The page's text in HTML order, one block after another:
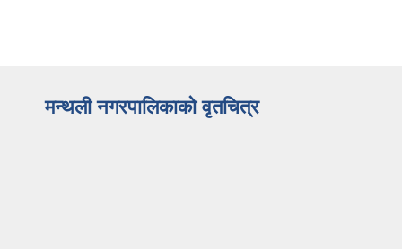
मन्थली नगरपालिकाको वृतचित्र